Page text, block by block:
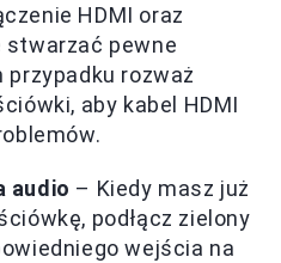
HDMI oraz
stwarzać pewne
rozważ
aby kabel HDMI
audio – Kiedy masz już
podłącz zielony
wejścia na